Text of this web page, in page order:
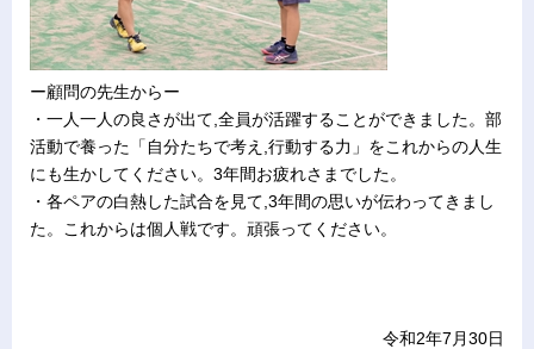
ー顧問の先生からー
・一人一人の良さが出て,全員が活躍することができました。部
活動で養った「自分たちで考え,行動する力」をこれからの人生
にも生かしてください。3年間お疲れさまでした。
・各ペアの白熱した試合を見て,3年間の思いが伝わってきまし
た。これからは個人戦です。頑張ってください。
令和2年7月30日